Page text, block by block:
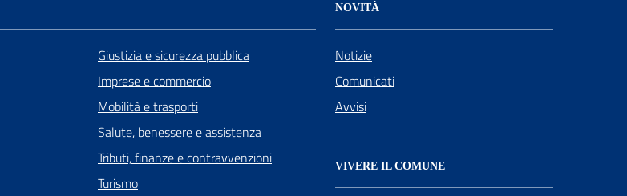
Giustizia e sicurezza pubblica
Imprese e commercio
Mobilità e trasporti
Salute, benessere e assistenza
Tributi, finanze e contravvenzioni
Turismo
NOVITÀ
Notizie
Comunicati
Avvisi
VIVERE IL COMUNE